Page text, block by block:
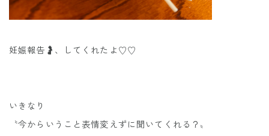
妊娠報告🤰、してくれたよ♡♡
いきなり
〝今からいうこと表情変えずに聞いてくれる？〟